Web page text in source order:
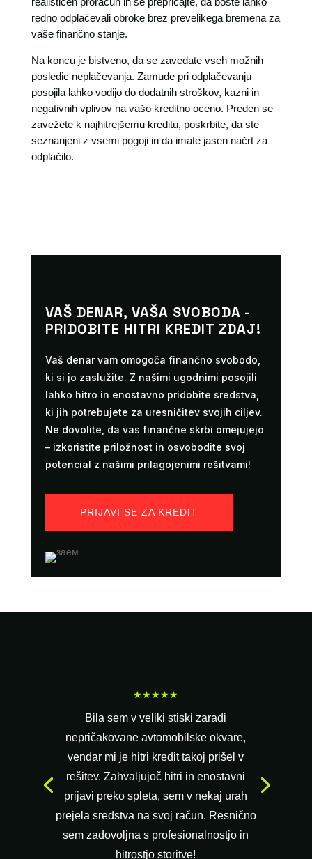
redno odplačevali obroke brez prevelikega bremena za
vaše finančno stanje.
Na koncu je bistveno, da se zavedate vseh možnih
posledic neplačevanja. Zamude pri odplačevanju
posojila lahko vodijo do dodatnih stroškov, kazni in
negativnih vplivov na vašo kreditno oceno. Preden se
zavežete k najhitrejšemu kreditu, poskrbite, da ste
seznanjeni z vsemi pogoji in da imate jasen načrt za
odplačilo.
VAŠ DENAR, VAŠA SVOBODA -
PRIDOBITE HITRI KREDIT ZDAJ!
Vaš denar vam omogoča finančno svobodo,
ki si jo zaslužite. Z našimi ugodnimi posojili
lahko hitro in enostavno pridobite sredstva,
ki jih potrebujete za uresničitev svojih ciljev.
Ne dovolite, da vas finančne skrbi omejujejo
– izkoristite priložnost in osvobodite svoj
potencial z našimi prilagojenimi rešitvami!
PRIJAVI SE ZA KREDIT
★★★★★
Bila sem v veliki stiski zaradi
nepričakovane avtomobilske okvare,
vendar mi je hitri kredit takoj prišel v
rešitev. Zahvaljujoč hitri in enostavni
prijavi preko spleta, sem v nekaj urah
prejela sredstva na svoj račun. Resnično
sem zadovoljna s profesionalnostjo in
hitrostjo storitve!